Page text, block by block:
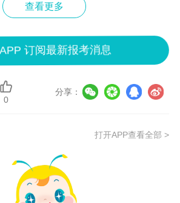
税务师题库刷好题↓
查看更多
订阅最新报考消息
0
分享：
打开APP查看全部 >